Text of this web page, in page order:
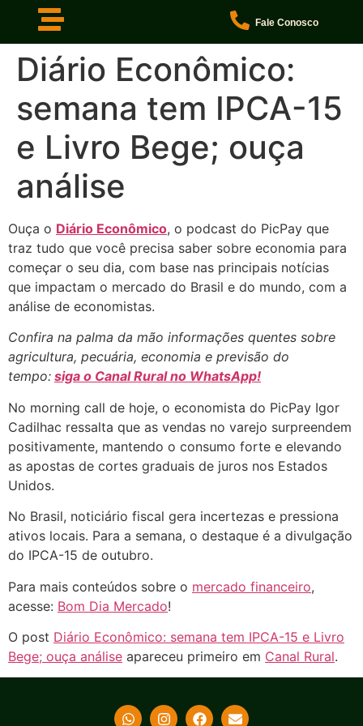
Fale Conosco
Diário Econômico:
semana tem IPCA-15
e Livro Bege; ouça
análise
Ouça o Diário Econômico, o podcast do PicPay que
traz tudo que você precisa saber sobre economia para
começar o seu dia, com base nas principais notícias
que impactam o mercado do Brasil e do mundo, com a
análise de economistas.
Confira na palma da mão informações quentes sobre
agricultura, pecuária, economia e previsão do
tempo: siga o Canal Rural no WhatsApp!
No morning call de hoje, o economista do PicPay Igor
Cadilhac ressalta que as vendas no varejo surpreendem
positivamente, mantendo o consumo forte e elevando
as apostas de cortes graduais de juros nos Estados
Unidos.
No Brasil, noticiário fiscal gera incertezas e pressiona
ativos locais. Para a semana, o destaque é a divulgação
do IPCA-15 de outubro.
Para mais conteúdos sobre o mercado financeiro,
acesse: Bom Dia Mercado!
O post Diário Econômico: semana tem IPCA-15 e Livro
Bege; ouça análise apareceu primeiro em Canal Rural.